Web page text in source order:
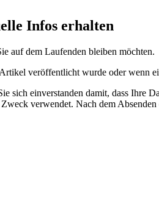
Infos erhalten
auf dem Laufenden bleiben möchten.
veröffentlicht wurde oder wenn
sich einverstanden damit, dass Ihre
verwendet. Nach dem